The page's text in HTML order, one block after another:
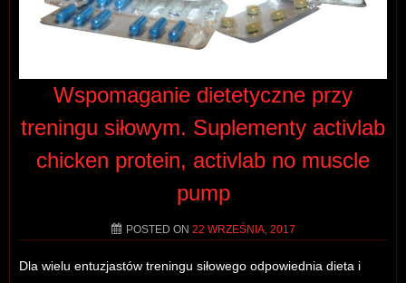
Wspomaganie dietetyczne przy
treningu siłowym. Suplementy activlab
chicken protein, activlab no muscle
pump
POSTED ON 22 WRZEŚNIA, 2017
Dla wielu entuzjastów treningu siłowego odpowiednia dieta i